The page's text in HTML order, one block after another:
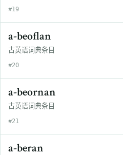
#19
a-beoflan
古英语词典条目
#20
a-beornan
古英语词典条目
#21
a-beran